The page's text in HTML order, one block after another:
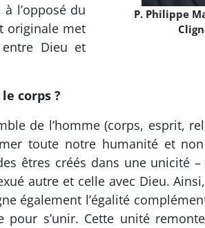
P. Philippe
l’opposé du
originale met
Dieu et
corps ?
de l’homme (corps, esprit,
toute notre humanité et
êtres créés dans une unicité
autre et celle avec Dieu.
également l’égalité
pour s’unir. Cette unité